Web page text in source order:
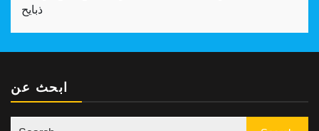
ذبايح
ابحث عن